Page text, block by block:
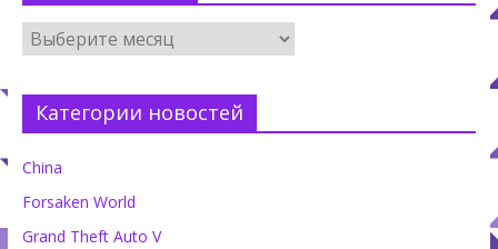
Категории новостей
China
Forsaken World
Grand Theft Auto V